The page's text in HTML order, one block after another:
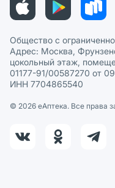
Общество с
Адрес: Москва,
цокольный этаж,
01177-91/00587270 от
ИНН 7704865540
© 2026 eАптека. Все права